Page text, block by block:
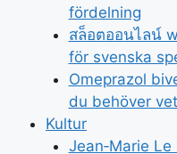
fördelning
สล็อตออนไลน์
för svenska
Omeprazol
du behöver
Kultur
Jean‑Marie